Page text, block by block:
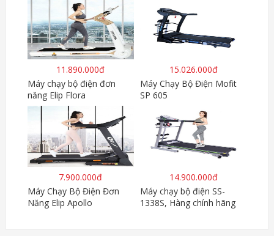
11.890.000đ
Máy chạy bộ điện đơn
năng Elip Flora
15.026.000đ
Máy Chạy Bộ Điện Mofit
SP 605
7.900.000đ
Máy Chạy Bộ Điện Đơn
Năng Elip Apollo
14.900.000đ
Máy chạy bộ điện SS-
1338S, Hàng chính hãng